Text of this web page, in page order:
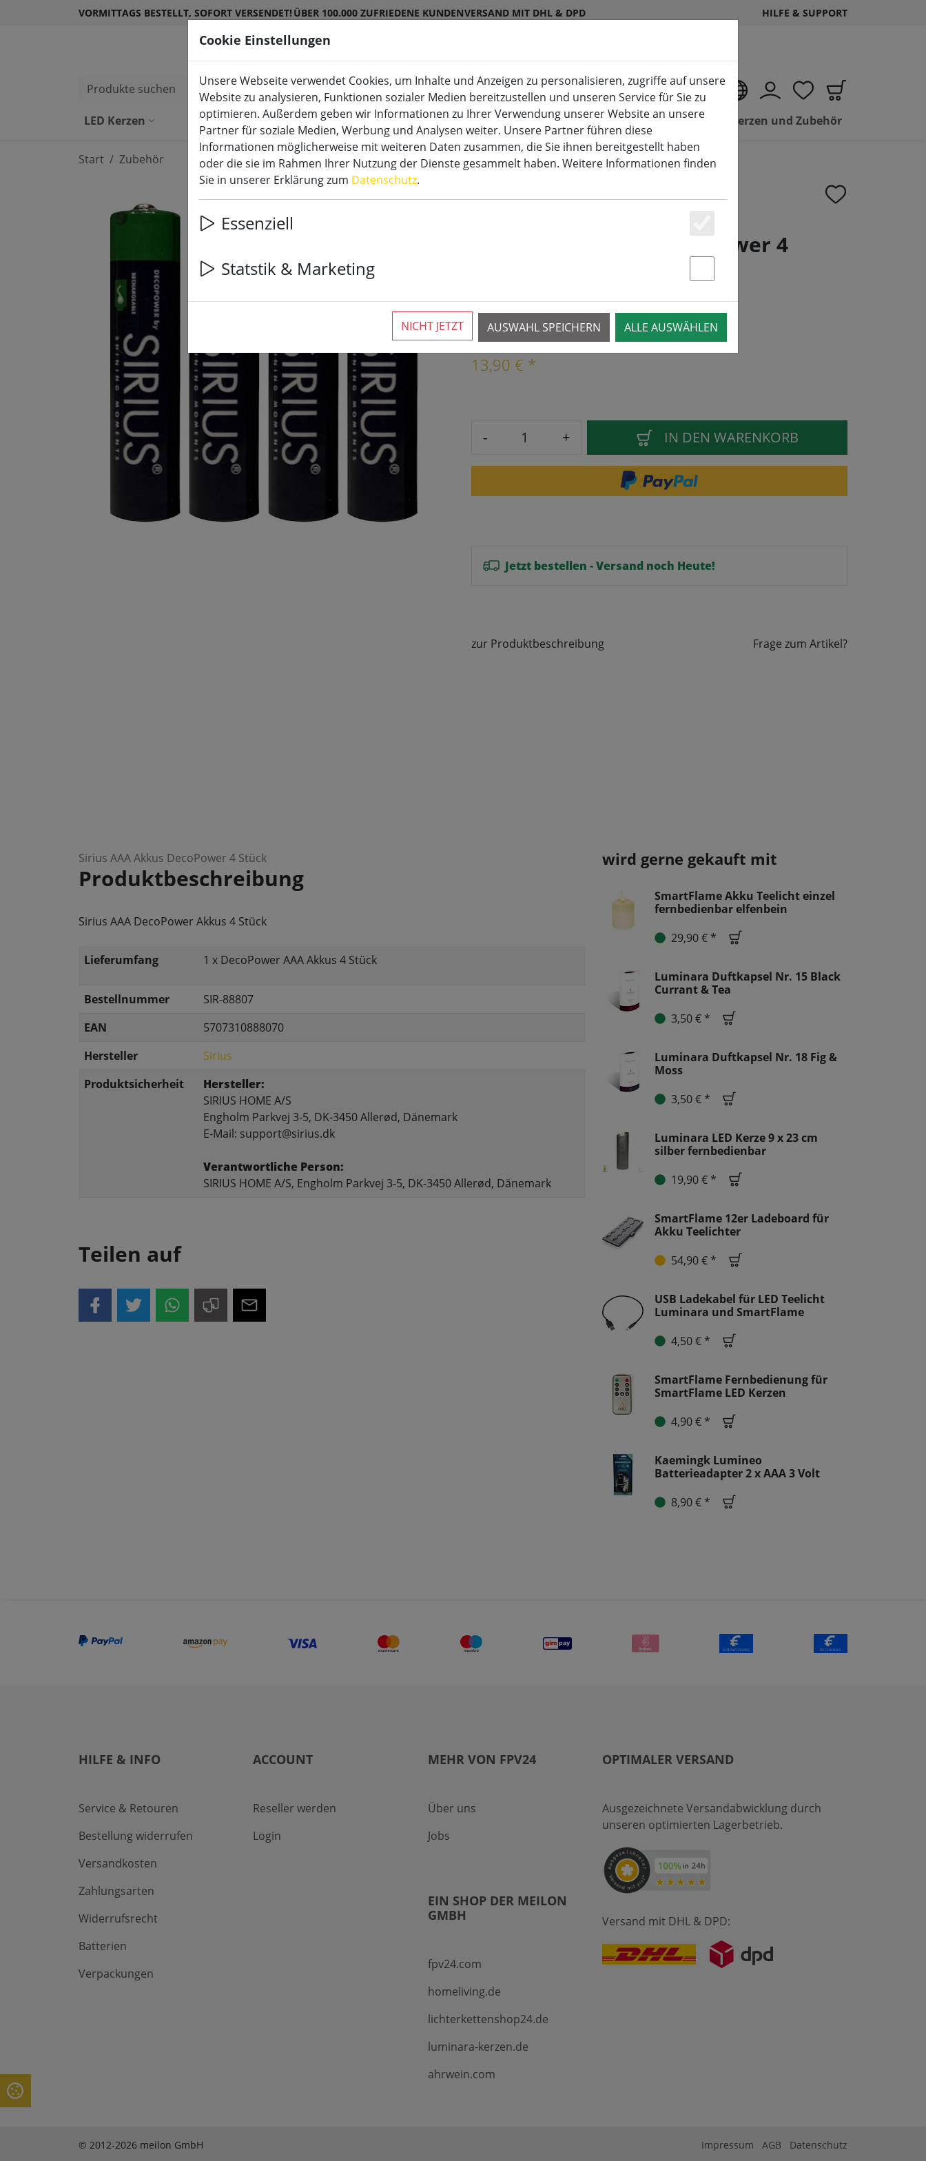
VORMITTAGS BESTELLT, SOFORT VERSENDET! ÜBER 100.000 ZUFRIEDENE KUNDENVERSAND MIT DHL & DPD HILFE & SUPPORT
Produkte suchen
LED Kerzen
LED Kerzen Outdoor LED Sonderkerzen Zubehör Sale LED Kerzen und Zubehör
Start Zubehör
Sirius AAA Akkus DecoPower 4
4 Stück verfügbar
13,90 € *
- + IN DEN WARENKORB
Jetzt bestellen - Versand noch Heute!
zur Produktbeschreibung Frage zum Artikel?
Sirius AAA Akkus DecoPower 4 Stück
Produktbeschreibung
Sirius AAA DecoPower Akkus 4 Stück
Lieferumfang 1 x DecoPower AAA Akkus 4 Stück
Bestellnummer
SIR-88807
EAN
5707310888070
Hersteller
Sirius
Produktsicherheit
Hersteller:
SIRIUS HOME A/S
Engholm Parkvej 3-5, DK-3450 Allerød, Dänemark
E-Mail: support@sirius.dk
Verantwortliche Person:
SIRIUS HOME A/S, Engholm Parkvej 3-5, DK-3450 Allerød, Dänemark
Teilen auf
wird gerne gekauft mit
SmartFlame Akku Teelicht einzel
fernbedienbar elfenbein
29,90 € *
Luminara Duftkapsel Nr. 15 Black
Currant & Tea
3,50 € *
Luminara Duftkapsel Nr. 18 Fig &
Moss
3,50 € *
Luminara LED Kerze 9 x 23 cm
silber fernbedienbar
19,90 € *
SmartFlame 12er Ladeboard für
Akku Teelichter
54,90 € *
USB Ladekabel für LED Teelicht
Luminara und SmartFlame
4,50 € *
SmartFlame Fernbedienung für
SmartFlame LED Kerzen
4,90 € *
Kaemingk Lumineo
Batterieadapter 2 x AAA 3 Volt
8,90 € *
HILFE & INFO
Service & Retouren
Bestellung widerrufen
Versandkosten
Zahlungsarten
Widerrufsrecht
Batterien
Verpackungen
ACCOUNT
Reseller werden
Login
MEHR VON FPV24
Über uns
Jobs
EIN SHOP DER MEILON
GMBH
fpv24.com
homeliving.de
lichterkettenshop24.de
luminara-kerzen.de
ahrwein.com
OPTIMALER VERSAND
Ausgezeichnete Versandabwicklung durch
unseren optimierten Lagerbetrieb.
Versand mit DHL & DPD:
© 2012-2026 meilon GmbH Impressum AGB Datenschutz
Cookie Einstellungen
Unsere Webseite verwendet Cookies, um Inhalte und Anzeigen zu personalisieren, zugriffe auf unsere
Website zu analysieren, Funktionen sozialer Medien bereitzustellen und unseren Service für Sie zu
optimieren. Außerdem geben wir Informationen zu Ihrer Verwendung unserer Website an unsere
Partner für soziale Medien, Werbung und Analysen weiter. Unsere Partner führen diese
Informationen möglicherweise mit weiteren Daten zusammen, die Sie ihnen bereitgestellt haben
oder die sie im Rahmen Ihrer Nutzung der Dienste gesammelt haben. Weitere Informationen finden
Sie in unserer Erklärung zum Datenschutz.
Essenziell
Essenziell
Statstik & Marketing
AUSWAHL SPEICHERN ALLE AUSWÄHLEN
NICHT JETZT